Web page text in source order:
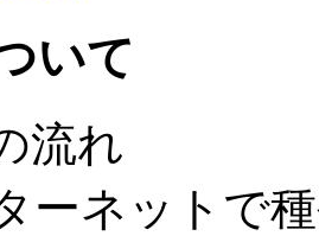
いて
流れ
ーネットで